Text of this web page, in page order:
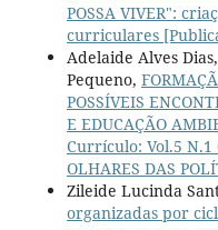
POSSA VIVER":
curriculares
Adelaide Alves
Pequeno,
POSSÍVEIS
E EDUCAÇÃO
Currículo: Vol.5 N.1
OLHARES DAS
Zileide Lucinda
organizadas por